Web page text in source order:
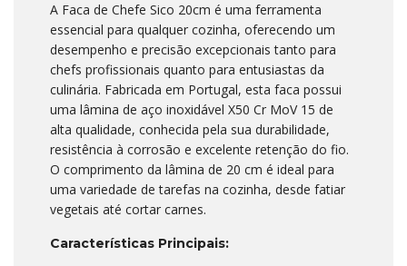
A Faca de Chefe Sico 20cm é uma ferramenta
essencial para qualquer cozinha, oferecendo um
desempenho e precisão excepcionais tanto para
chefs profissionais quanto para entusiastas da
culinária. Fabricada em Portugal, esta faca possui
uma lâmina de aço inoxidável X50 Cr MoV 15 de
alta qualidade, conhecida pela sua durabilidade,
resistência à corrosão e excelente retenção do fio.
O comprimento da lâmina de 20 cm é ideal para
uma variedade de tarefas na cozinha, desde fatiar
vegetais até cortar carnes.
Características Principais: